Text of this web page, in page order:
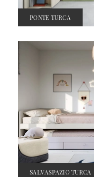
PONTE TURCA
SALVASPAZIO TURCA